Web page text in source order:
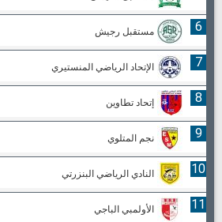
6 مستقبل رجيش
7 الإتحاد الرياضي المنستيري
8 إتحاد تطاوين
9 نجم المتلوي
10 النادي الرياضي البنزرتي
11 الأولمبي الباجي